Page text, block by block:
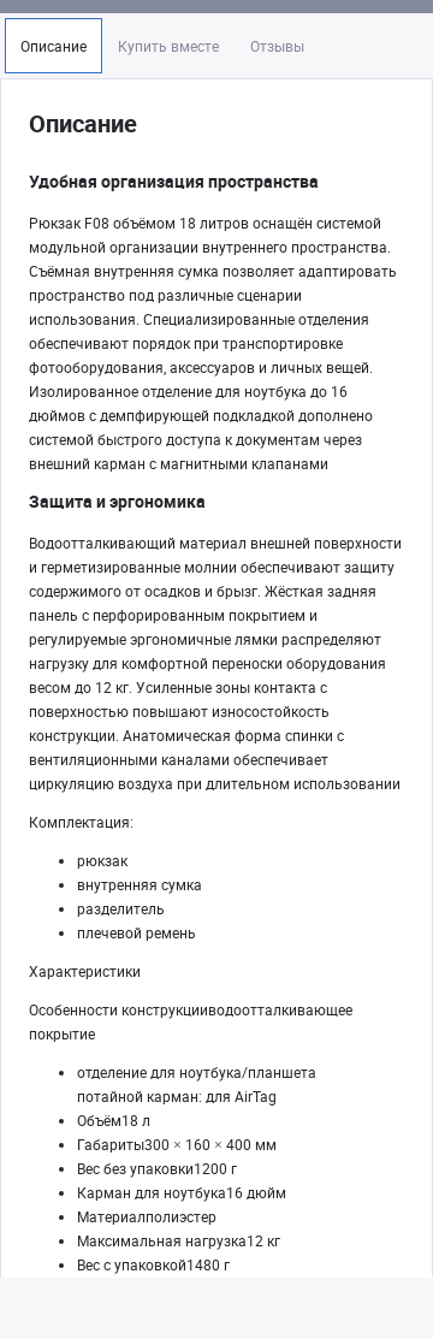
Описание Купить вместе Отзывы
Описание
Удобная организация пространства
Рюкзак F08 объёмом 18 литров оснащён системой
модульной организации внутреннего пространства.
Съёмная внутренняя сумка позволяет адаптировать
пространство под различные сценарии
использования. Специализированные отделения
обеспечивают порядок при транспортировке
фотооборудования, аксессуаров и личных вещей.
Изолированное отделение для ноутбука до 16
дюймов с демпфирующей подкладкой дополнено
системой быстрого доступа к документам через
внешний карман с магнитными клапанами
Защита и эргономика
Водоотталкивающий материал внешней поверхности
и герметизированные молнии обеспечивают защиту
содержимого от осадков и брызг. Жёсткая задняя
панель с перфорированным покрытием и
регулируемые эргономичные лямки распределяют
нагрузку для комфортной переноски оборудования
весом до 12 кг. Усиленные зоны контакта с
поверхностью повышают износостойкость
конструкции. Анатомическая форма спинки с
вентиляционными каналами обеспечивает
циркуляцию воздуха при длительном использовании
Комплектация:
рюкзак
внутренняя сумка
разделитель
плечевой ремень
Характеристики
Особенности конструкцииводоотталкивающее
покрытие
отделение для ноутбука/планшета
потайной карман: для AirTag
Объём18 л
Габариты300 × 160 × 400 мм
Вес без упаковки1200 г
Карман для ноутбука16 дюйм
Материалполиэстер
Максимальная нагрузка12 кг
Вес с упаковкой1480 г